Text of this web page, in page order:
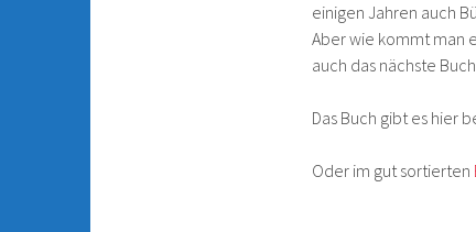
einigen Jahren auch
Aber wie kommt man
auch das nächste
Das Buch gibt es hier
Oder im gut sortierten